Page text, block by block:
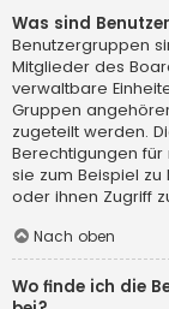
Was sind
Benutzergruppen
Mitglieder des
verwaltbare
Gruppen
zugeteilt werden.
Berechtigungen
sie zum Beispiel
oder ihnen Zugriff
Nach oben
Wo finde ich die